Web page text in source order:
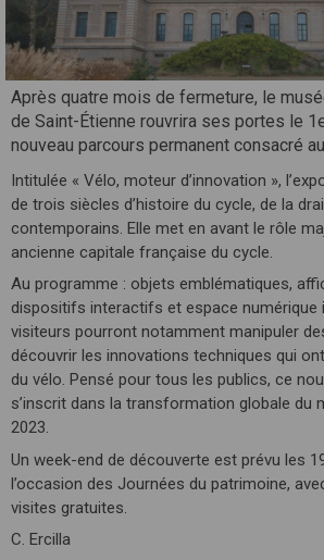
Après quatre mois de fermeture, le
de Saint-Étienne rouvrira ses portes le
nouveau parcours permanent consacré
Intitulée « Vélo, moteur d’innovation »,
de trois siècles d’histoire du cycle, de la
contemporains. Elle met en avant le rôle
ancienne capitale française du cycle.
Au programme : objets emblématiques,
dispositifs interactifs et espace numérique
visiteurs pourront notamment manipuler
découvrir les innovations techniques qui
du vélo. Pensé pour tous les publics, ce
s’inscrit dans la transformation globale du
2023.
Un week-end de découverte est prévu les
l’occasion des Journées du patrimoine,
visites gratuites.
C. Ercilla